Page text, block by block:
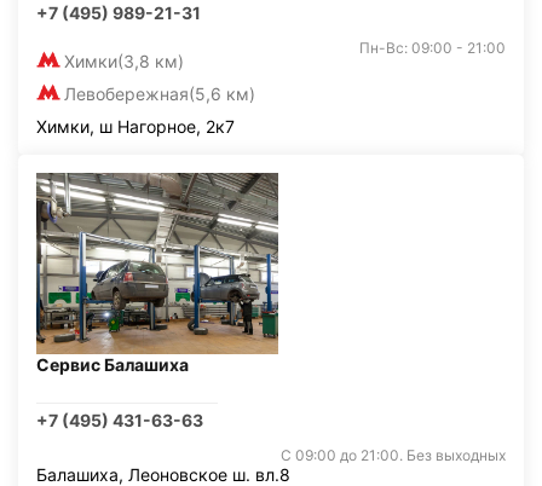
+7 (495) 989-21-31
Химки(3,8 км)
Левобережная(5,6 км)
Пн-Вс: 09:00 - 21:00
Химки, ш Нагорное, 2к7
Сервис Балашиха
+7 (495) 431-63-63
С 09:00 до 21:00. Без выходных
Балашиха, Леоновское ш. вл.8